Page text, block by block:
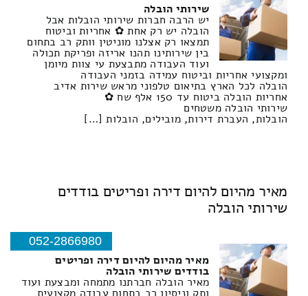
שירותי הובלה
יש הרבה חברות שירותי הובלות אבל
הובלה יש רק אחת ✿ אחריות וביטוח
תמצאו רק אצלנו מוניטין וותק רב בתחום
בין שירותינו תהנו אריזה ופריקת תכולה
ועוד העבודה מתבצעת עי צוות מיומן
ומקצועי אחריות וביטוח עמידה בזמני העבודה
הובלה לכל הארץ בתיאום טלפוני מראש שירות אדיב
אחריות הובלה ביטוח עד 150 אלף שח ✿
שירותי הובלה משטחים
הובלות, העברת דירות, מובילים, הובלות […]
מאיר מהיום להיום דירה ופריטים בודדים
שירותי הובלה
052-2866980
מאיר מהיום להיום דירה ופריטים
בודדים שירותי הובלה
מאיר הובלה חברתנו מתמחה ומבצעת ועוד